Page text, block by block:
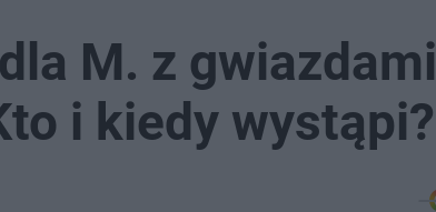
M. z gwiazdami
i kiedy wystąpi?